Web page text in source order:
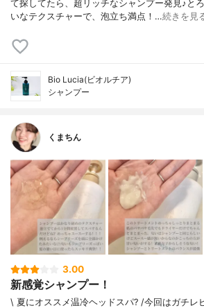
て探してたら、超リッチなシャンプー発見♪と
いなテクスチャーで、泡立ち満点！…続きを見
Bio Lucia(ビオルチア)
シャンプー
くまちん
3.00
新感覚シャンプー！
\ 夏にオススメ温冷ヘッドスパ? /今回はガチレ